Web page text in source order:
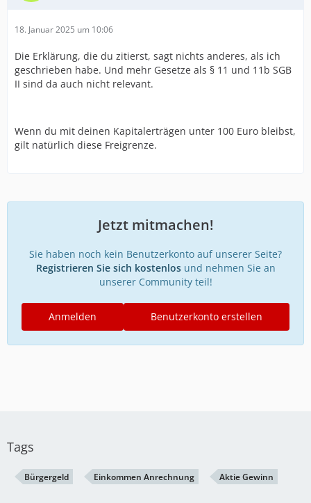
18. Januar 2025 um 10:06
Die Erklärung, die du zitierst, sagt nichts anderes, als ich
geschrieben habe. Und mehr Gesetze als § 11 und 11b SGB
II sind da auch nicht relevant.
Wenn du mit deinen Kapitalerträgen unter 100 Euro bleibst,
gilt natürlich diese Freigrenze.
Jetzt mitmachen!
Sie haben noch kein Benutzerkonto auf unserer Seite?
Registrieren Sie sich kostenlosund nehmen Sie an
unserer Community teil!
Benutzerkonto erstellen
Anmelden
Tags
Bürgergeld Einkommen Anrechnung Aktie Gewinn